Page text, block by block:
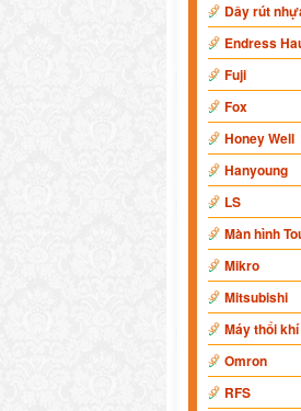
Dây rút
Endress
Fuji
Fox
Honey Well
Hanyoung
LS
Màn hình
Mikro
Mitsubishi
Máy thổi khí
Omron
RFS